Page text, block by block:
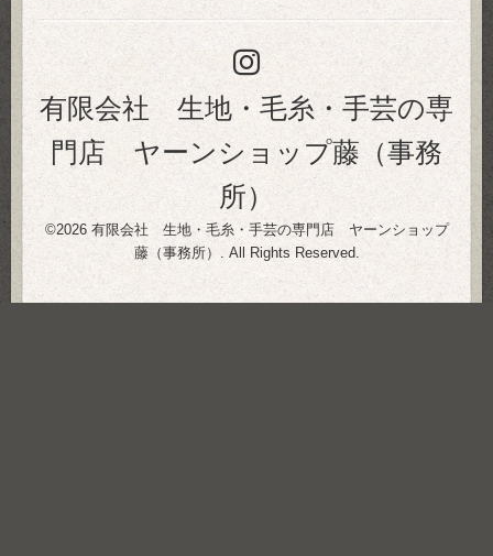
有限会社 生地・毛糸・手芸の専
門店 ヤーンショップ藤（事務
所）
©2026 有限会社 生地・毛糸・手芸の専門店 ヤーンショップ
藤（事務所） . All Rights Reserved.